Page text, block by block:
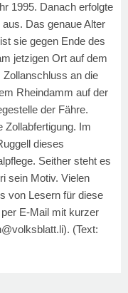
1995. Danach erfolgte
Das genaue Alter
sie gegen Ende des
jetzigen Ort auf dem
an die
Rheindamm auf der
der Fähre.
Zollabfertigung. Im
dieses
Seither steht es
sein Motiv. Vielen
von Lesern für diese
E-Mail mit kurzer
(Text: